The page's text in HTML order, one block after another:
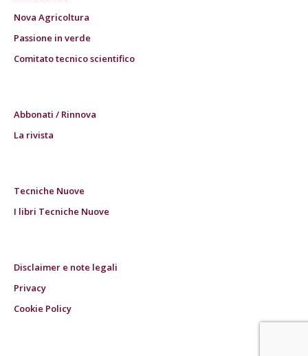
Nova Agricoltura
Passione in verde
Comitato tecnico scientifico
Abbonati / Rinnova
La rivista
Tecniche Nuove
I libri Tecniche Nuove
Disclaimer e note legali
Privacy
Cookie Policy